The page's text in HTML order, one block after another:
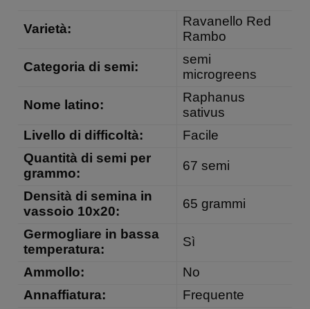
Varietà:
Ravanello Red
Rambo
Categoria di semi:
semi
microgreens
Nome latino:
Raphanus
sativus
Livello di difficoltà:
Facile
Quantità di semi per
grammo:
67 semi
Densità di semina in
vassoio 10x20:
65 grammi
Germogliare in bassa
temperatura:
Sì
Ammollo:
No
Annaffiatura:
Frequente